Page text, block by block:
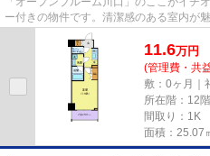
ー付きの物件です。清潔感のある室内が
り、一押しです。川口市や川口付...
11.6万円
(管理費・共
敷：0ヶ月｜
所在階：12階
間取り：1K
面積：25.07